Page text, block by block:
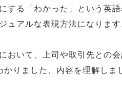
する「わかった」という英
ュアルな表現方法になります
おいて、上司や取引先との
りました、内容を理解しま